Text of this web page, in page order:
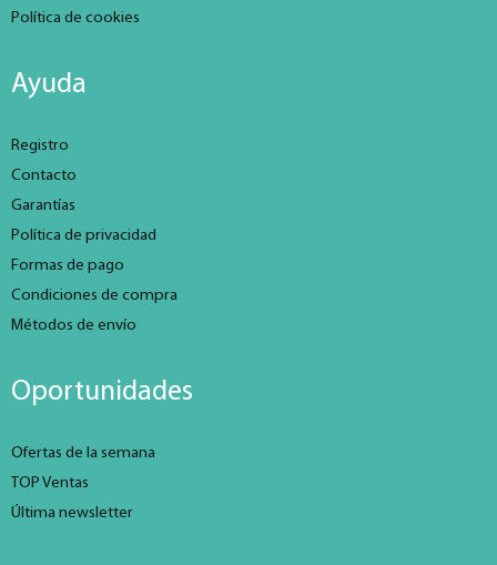
Política de cookies
Ayuda
Registro
Contacto
Garantías
Política de privacidad
Formas de pago
Condiciones de compra
Métodos de envío
Oportunidades
Ofertas de la semana
TOP Ventas
Última newsletter